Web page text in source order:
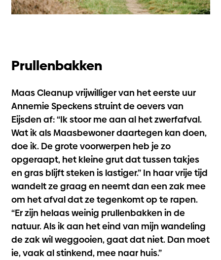
Prullenbakken
Maas Cleanup vrijwilliger van het eerste uur
Annemie Speckens struint de oevers van
Eijsden af: “Ik stoor me aan al het zwerfafval.
Wat ik als Maasbewoner daartegen kan doen,
doe ik. De grote voorwerpen heb je zo
opgeraapt, het kleine grut dat tussen takjes
en gras blijft steken is lastiger.” In haar vrije tijd
wandelt ze graag en neemt dan een zak mee
om het afval dat ze tegenkomt op te rapen.
“Er zijn helaas weinig prullenbakken in de
natuur. Als ik aan het eind van mijn wandeling
de zak wil weggooien, gaat dat niet. Dan moet
ie, vaak al stinkend, mee naar huis.”